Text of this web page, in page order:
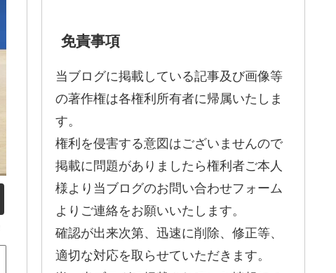
免責事項
当ブログに掲載している記事及び画像等
の著作権は各権利所有者に帰属いたしま
す。
権利を侵害する意図はございませんので
掲載に問題がありましたら権利者ご本人
様より当ブログのお問い合わせフォーム
よりご連絡をお願いいたします。
確認が出来次第、迅速に削除、修正等、
適切な対応を取らせていただきます。